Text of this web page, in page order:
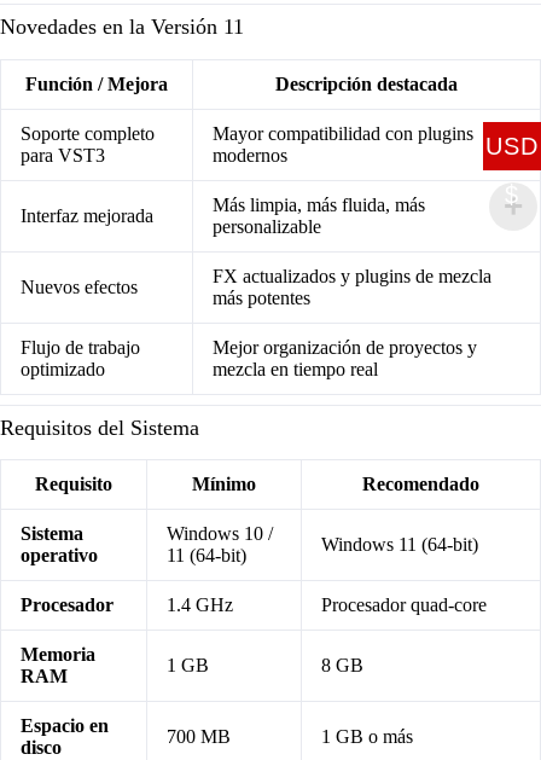
Novedades en la Versión 11
Función / Mejora Descripción destacada
Soporte completo
para VST3
Mayor compatibilidad con plugins
modernos
Interfaz mejorada
Más limpia, más fluida, más
personalizable
Nuevos efectos
FX actualizados y plugins de mezcla
más potentes
Flujo de trabajo
optimizado
Mejor organización de proyectos y
mezcla en tiempo real
Requisitos del Sistema
Requisito Mínimo Recomendado
Sistema
operativo
Windows 10 /
11 (64-bit)
Windows 11 (64-bit)
Procesador 1.4 GHz Procesador quad-core
Memoria
RAM
1 GB 8 GB
Espacio en
disco
700 MB 1 GB o más
USD
$